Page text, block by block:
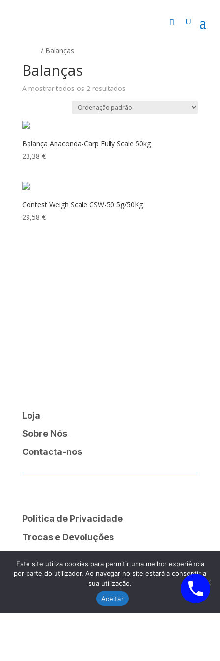
/ Balanças
Balanças
A mostrar todos os 2 resultados
Balança Anaconda-Carp Fully Scale 50kg
23,38 €
Contest Weigh Scale CSW-50 5g/50Kg
29,58 €
Loja
Sobre Nós
Contacta-nos
Política de Privacidade
Trocas e Devoluções
Livro de Reclamações
Este site utiliza cookies para permitir uma melhor experiência
por parte do utilizador. Ao navegar no site estará a consentir a
sua utilização.
Aceitar